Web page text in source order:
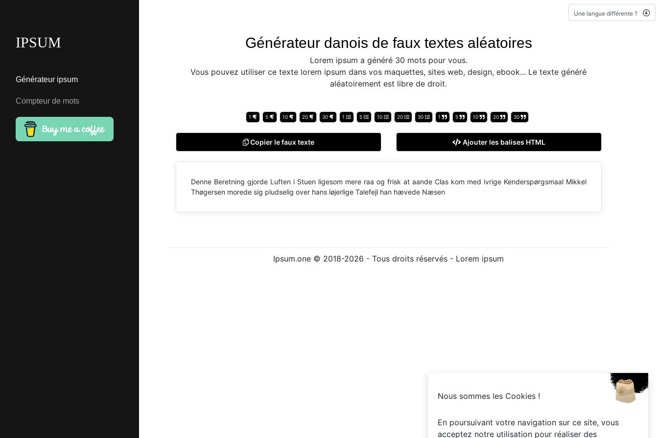
IPSUM
Générateur ipsum
Compteur de mots
Une langue différente ?
Générateur danois de faux textes aléatoires
Lorem ipsum a généré 30 mots pour vous.
Vous pouvez utiliser ce texte lorem ipsum dans vos maquettes, sites web, design, ebook... Le texte généré
aléatoirement est libre de droit.
1 5 10 20 30 1 5 10 20 30 1 5 10 20 30
Copier le faux texte Ajouter les balises HTML
Denne Beretning gjorde Luften i Stuen ligesom mere raa og frisk at aande Clas kom med ivrige Kenderspørgsmaal Mikkel
Thøgersen morede sig pludselig over hans løjerlige Talefejl han hævede Næsen
Ipsum.one © 2018-2026 - Tous droits réservés - Lorem ipsum
Nous sommes les Cookies !
En poursuivant votre navigation sur ce site, vous
acceptez notre utilisation pour réaliser des